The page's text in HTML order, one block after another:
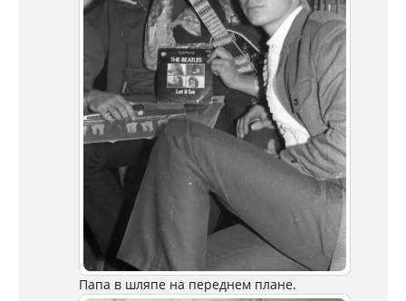
Папа в шляпе на переднем плане.